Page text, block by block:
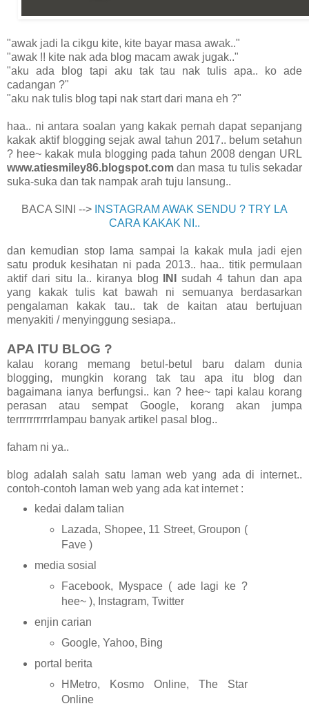
"awak jadi la cikgu kite, kite bayar masa awak.."
"awak !! kite nak ada blog macam awak jugak.."
"aku ada blog tapi aku tak tau nak tulis apa.. ko ade
cadangan ?"
"aku nak tulis blog tapi nak start dari mana eh ?"
haa.. ni antara soalan yang kakak pernah dapat sepanjang
kakak aktif blogging sejak awal tahun 2017.. belum setahun
? hee~ kakak mula blogging pada tahun 2008 dengan URL
www.atiesmiley86.blogspot.com dan masa tu tulis sekadar
suka-suka dan tak nampak arah tuju lansung..
BACA SINI --> INSTAGRAM AWAK SENDU ? TRY LA
CARA KAKAK NI..
dan kemudian stop lama sampai la kakak mula jadi ejen
satu produk kesihatan ni pada 2013.. haa.. titik permulaan
aktif dari situ la.. kiranya blog
INI
sudah 4 tahun dan apa
yang kakak tulis kat bawah ni semuanya berdasarkan
pengalaman kakak tau.. tak de kaitan atau bertujuan
menyakiti / menyinggung sesiapa..
APA ITU BLOG ?
kalau korang memang betul-betul baru dalam dunia
blogging, mungkin korang tak tau apa itu blog dan
bagaimana ianya berfungsi.. kan ? hee~ tapi kalau korang
perasan atau sempat Google, korang akan jumpa
terrrrrrrrrrlampau banyak artikel pasal blog..
faham ni ya..
blog adalah salah satu laman web yang ada di internet..
contoh-contoh laman web yang ada kat internet :
kedai dalam talian
Lazada, Shopee, 11 Street, Groupon (
Fave )
media sosial
Facebook, Myspace ( ade lagi ke ?
hee~ ), Instagram, Twitter
enjin carian
Google, Yahoo, Bing
portal berita
HMetro, Kosmo Online, The Star
Online